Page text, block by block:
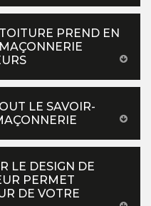
PREND EN
LE SAVOIR-
LE DESIGN DE
PERMET
DE VOTRE